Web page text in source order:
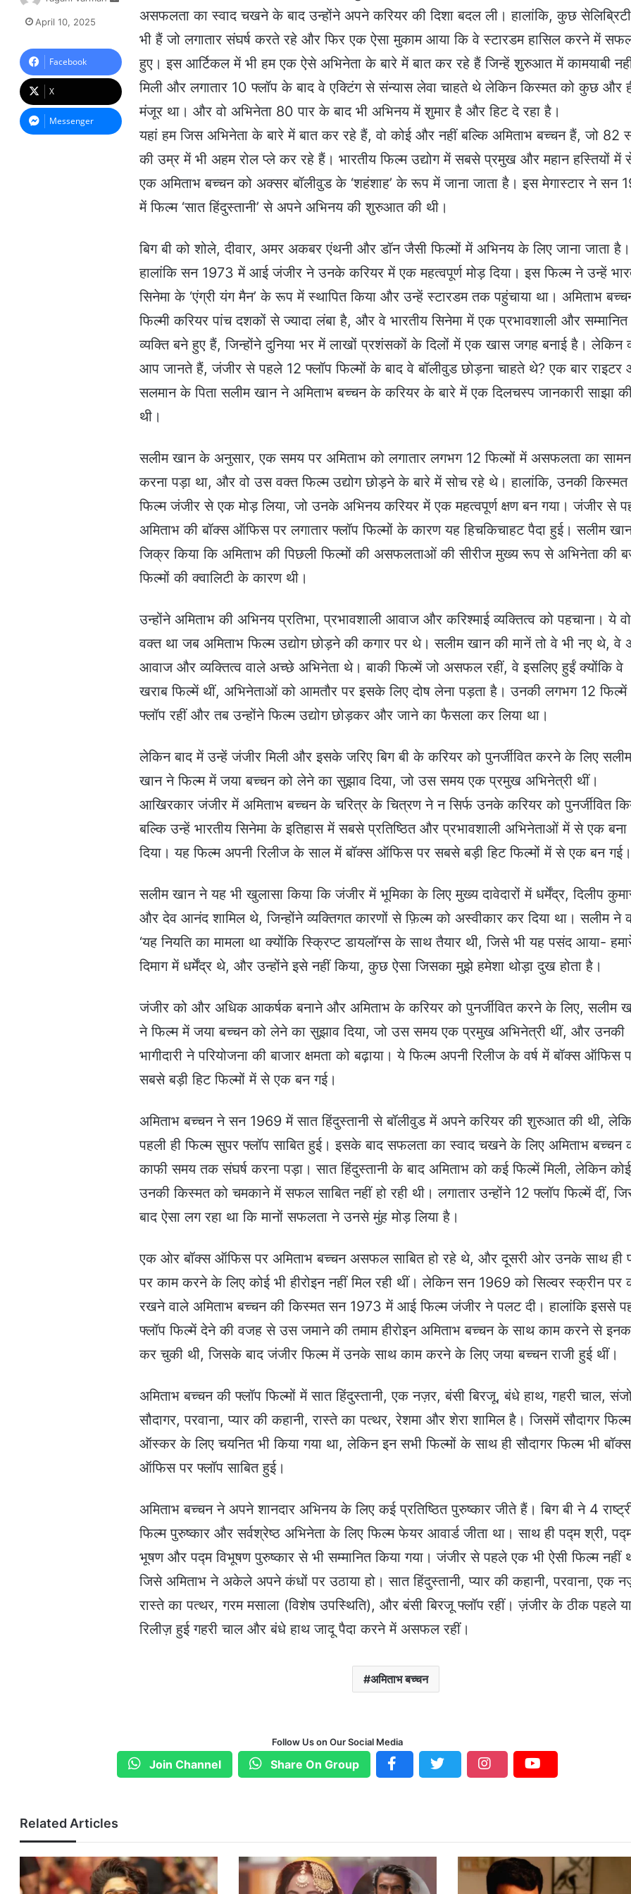
असफलता का स्वाद चखने के बाद उन्होंने अपने करियर की दिशा बदल ली। हालांकि, कुछ
भी हैं जो लगातार संघर्ष करते रहे और फिर एक ऐसा मुकाम आया कि वे स्टारडम हासिल करने में
हुए। इस आर्टिकल में भी हम एक ऐसे अभिनेता के बारे में बात कर रहे हैं जिन्हें शुरुआत में कामयाबी
मिली और लगातार 10 फ्लॉप के बाद वे एक्टिंग से संन्यास लेवा चाहते थे लेकिन किस्मत को कुछ और
मंजूर था। और वो अभिनेता 80 पार के बाद भी अभिनय में शुमार है और हिट दे रहा है।
यहां हम जिस अभिनेता के बारे में बात कर रहे हैं, वो कोई और नहीं बल्कि अमिताभ बच्चन हैं, जो 82
की उम्र में भी अहम रोल प्ले कर रहे हैं। भारतीय फिल्म उद्योग में सबसे प्रमुख और महान हस्तियों में
एक अमिताभ बच्चन को अक्सर बॉलीवुड के ‘शहंशाह’ के रूप में जाना जाता है। इस मेगास्टार ने सन
में फिल्म ‘सात हिंदुस्तानी’ से अपने अभिनय की शुरुआत की थी।
बिग बी को शोले, दीवार, अमर अकबर एंथनी और डॉन जैसी फिल्मों में अभिनय के लिए जाना जाता है।
हालांकि सन 1973 में आई जंजीर ने उनके करियर में एक महत्वपूर्ण मोड़ दिया। इस फिल्म ने उन्हें
सिनेमा के ‘एंग्री यंग मैन’ के रूप में स्थापित किया और उन्हें स्टारडम तक पहुंचाया था। अमिताभ
फिल्मी करियर पांच दशकों से ज्यादा लंबा है, और वे भारतीय सिनेमा में एक प्रभावशाली और सम्मानित
व्यक्ति बने हुए हैं, जिन्होंने दुनिया भर में लाखों प्रशंसकों के दिलों में एक खास जगह बनाई है। लेकिन
आप जानते हैं, जंजीर से पहले 12 फ्लॉप फिल्मों के बाद वे बॉलीवुड छोड़ना चाहते थे? एक बार राइटर
सलमान के पिता सलीम खान ने अमिताभ बच्चन के करियर के बारे में एक दिलचस्प जानकारी साझा
थी।
सलीम खान के अनुसार, एक समय पर अमिताभ को लगातार लगभग 12 फिल्मों में असफलता का
करना पड़ा था, और वो उस वक्त फिल्म उद्योग छोड़ने के बारे में सोच रहे थे। हालांकि, उनकी
फिल्म जंजीर से एक मोड़ लिया, जो उनके अभिनय करियर में एक महत्वपूर्ण क्षण बन गया। जंजीर से
अमिताभ की बॉक्स ऑफिस पर लगातार फ्लॉप फिल्मों के कारण यह हिचकिचाहट पैदा हुई। सलीम
जिक्र किया कि अमिताभ की पिछली फिल्मों की असफलताओं की सीरीज मुख्य रूप से अभिनेता की
फिल्मों की क्वालिटी के कारण थी।
उन्होंने अमिताभ की अभिनय प्रतिभा, प्रभावशाली आवाज और करिश्माई व्यक्तित्व को पहचाना। ये वो
वक्त था जब अमिताभ फिल्म उद्योग छोड़ने की कगार पर थे। सलीम खान की मानें तो वे भी नए थे, वे
आवाज और व्यक्तित्व वाले अच्छे अभिनेता थे। बाकी फिल्में जो असफल रहीं, वे इसलिए हुईं क्योंकि वे
खराब फिल्में थीं, अभिनेताओं को आमतौर पर इसके लिए दोष लेना पड़ता है। उनकी लगभग 12 फिल्में
फ्लॉप रहीं और तब उन्होंने फिल्म उद्योग छोड़कर और जाने का फैसला कर लिया था।
लेकिन बाद में उन्हें जंजीर मिली और इसके जरिए बिग बी के करियर को पुनर्जीवित करने के लिए
खान ने फिल्म में जया बच्चन को लेने का सुझाव दिया, जो उस समय एक प्रमुख अभिनेत्री थीं।
आखिरकार जंजीर में अमिताभ बच्चन के चरित्र के चित्रण ने न सिर्फ उनके करियर को पुनर्जीवित
बल्कि उन्हें भारतीय सिनेमा के इतिहास में सबसे प्रतिष्ठित और प्रभावशाली अभिनेताओं में से एक बना
दिया। यह फिल्म अपनी रिलीज के साल में बॉक्स ऑफिस पर सबसे बड़ी हिट फिल्मों में से एक बन गई।
सलीम खान ने यह भी खुलासा किया कि जंजीर में भूमिका के लिए मुख्य दावेदारों में धर्मेंद्र, दिलीप
और देव आनंद शामिल थे, जिन्होंने व्यक्तिगत कारणों से फ़िल्म को अस्वीकार कर दिया था। सलीम ने
‘यह नियति का मामला था क्योंकि स्क्रिप्ट डायलॉग्स के साथ तैयार थी, जिसे भी यह पसंद आया-
दिमाग में धर्मेंद्र थे, और उन्होंने इसे नहीं किया, कुछ ऐसा जिसका मुझे हमेशा थोड़ा दुख होता है।
जंजीर को और अधिक आकर्षक बनाने और अमिताभ के करियर को पुनर्जीवित करने के लिए, सलीम
ने फिल्म में जया बच्चन को लेने का सुझाव दिया, जो उस समय एक प्रमुख अभिनेत्री थीं, और उनकी
भागीदारी ने परियोजना की बाजार क्षमता को बढ़ाया। ये फिल्म अपनी रिलीज के वर्ष में बॉक्स ऑफिस
सबसे बड़ी हिट फिल्मों में से एक बन गई।
अमिताभ बच्चन ने सन 1969 में सात हिंदुस्तानी से बॉलीवुड में अपने करियर की शुरुआत की थी,
पहली ही फिल्म सुपर फ्लॉप साबित हुई। इसके बाद सफलता का स्वाद चखने के लिए अमिताभ बच्चन
काफी समय तक संघर्ष करना पड़ा। सात हिंदुस्तानी के बाद अमिताभ को कई फिल्में मिली, लेकिन
उनकी किस्मत को चमकाने में सफल साबित नहीं हो रही थी। लगातार उन्होंने 12 फ्लॉप फिल्में दीं,
बाद ऐसा लग रहा था कि मानों सफलता ने उनसे मुंह मोड़ लिया है।
एक ओर बॉक्स ऑफिस पर अमिताभ बच्चन असफल साबित हो रहे थे, और दूसरी ओर उनके साथ ही
पर काम करने के लिए कोई भी हीरोइन नहीं मिल रही थीं। लेकिन सन 1969 को सिल्वर स्क्रीन पर
रखने वाले अमिताभ बच्चन की किस्मत सन 1973 में आई फिल्म जंजीर ने पलट दी। हालांकि इससे
फ्लॉप फिल्में देने की वजह से उस जमाने की तमाम हीरोइन अमिताभ बच्चन के साथ काम करने से
कर चुकी थी, जिसके बाद जंजीर फिल्म में उनके साथ काम करने के लिए जया बच्चन राजी हुई थीं।
अमिताभ बच्चन की फ्लॉप फिल्मों में सात हिंदुस्तानी, एक नज़र, बंसी बिरजू, बंधे हाथ, गहरी चाल,
सौदागर, परवाना, प्यार की कहानी, रास्ते का पत्थर, रेशमा और शेरा शामिल है। जिसमें सौदागर
ऑस्कर के लिए चयनित भी किया गया था, लेकिन इन सभी फिल्मों के साथ ही सौदागर फिल्म भी बॉक्स
ऑफिस पर फ्लॉप साबित हुई।
अमिताभ बच्चन ने अपने शानदार अभिनय के लिए कई प्रतिष्ठित पुरुष्कार जीते हैं। बिग बी ने 4
फिल्म पुरुष्कार और सर्वश्रेष्ठ अभिनेता के लिए फिल्म फेयर आवार्ड जीता था। साथ ही पद्म श्री,
भूषण और पद्म विभूषण पुरुष्कार से भी सम्मानित किया गया। जंजीर से पहले एक भी ऐसी फिल्म नहीं
जिसे अमिताभ ने अकेले अपने कंधों पर उठाया हो। सात हिंदुस्तानी, प्यार की कहानी, परवाना, एक
रास्ते का पत्थर, गरम मसाला (विशेष उपस्थिति), और बंसी बिरजू फ्लॉप रहीं। ज़ंजीर के ठीक पहले
रिलीज़ हुई गहरी चाल और बंधे हाथ जादू पैदा करने में असफल रहीं।
अमिताभ बच्चन
a
n
e
m
a
i
April 10, 2025
Facebook
X
Messenger
Follow Us on Our Social Media
Join Channel Share On Group
Related Articles